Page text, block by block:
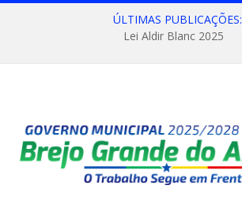
ÚLTIMAS PUBLICAÇÕES:
Lei Aldir Blanc 2025